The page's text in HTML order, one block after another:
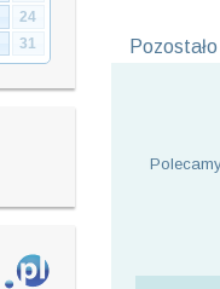
24
31